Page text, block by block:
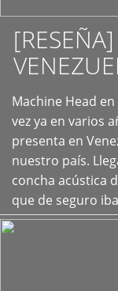
Machine Head en
vez ya en varios
presenta en
nuestro país.
concha acústica
que de seguro